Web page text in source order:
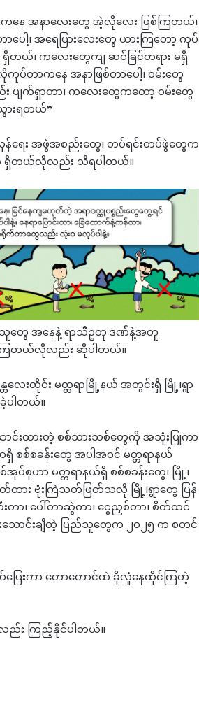
နေ အနာလေးတွေ အဲ့လိုလေး ဖြစ်ကြတယ်၊
ပေါ့၊ အရေပြားလေးတွေ ယားကြတော့ ကုပ်
တယ်၊ ကလေးတွေကျ ဆင်ခြင်တရား မရှိ
တာကနေ အနာဖြစ်တာပေါ့၊ ဝမ်းတွေ
က်ရှာတာ၊ ကလေးတွေကတော့ ဝမ်းတွေ
ားရတယ်”
ေး အဖွဲအစည်းတွေ၊ တပ်ရင်းတပ်ဖွဲတွေက
ရှိတယ်လိုလည်း သိရပါတယ်။
ရသူတွေ အနေနဲ့ ရာသီဥတု ဒဏ်နဲ့အတူ
နေကြတယ်လိုလည်း ဆိုပါတယ်။
ေးတိုင်း မတ္တရာမြို့နယ် အတွင်းရှိ မြို့၊ရွာ
ပါတယ်။
င်းထားတဲ့ စစ်သားသစ်တွေကို အသုံးပြုကာ
စစ်စခန်းတွေ အပါအဝင် မတ္တရာနယ်
ပ်စုဟာ မတ္တရာနယ်ရှိ စစ်စခန်းတွေ၊ မြို့၊
ား ဗုံးကြဲသတ်ဖြတ်သလို မြို့၊ရွာတွေ ပြန်
တာ၊ ပေါ်တာဆွဲတာ၊ ငွေညှစ်တာ၊ စိတ်ထင်
ောင်းချီတဲ့ ပြည်သူတွေက ၂၀၂၅ က စတင်
ပြေးကာ တောတောင်ထဲ ခိုလှုံနေထိုင်ကြတဲ့
ည်း ကြည့်နိုင်ပါတယ်။